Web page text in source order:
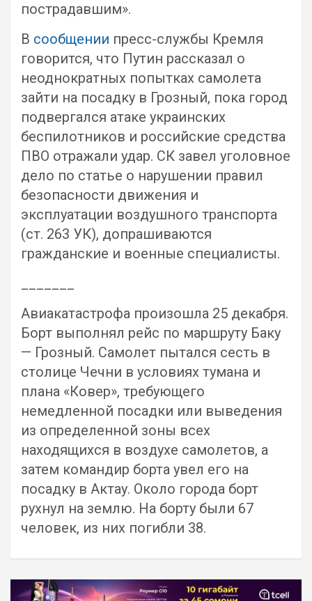
пострадавшим».
В сообщении пресс-службы Кремля
говорится, что Путин рассказал о
неоднократных попытках самолета
зайти на посадку в Грозный, пока город
подвергался атаке украинских
беспилотников и российские средства
ПВО отражали удар. СК завел уголовное
дело по статье о нарушении правил
безопасности движения и
эксплуатации воздушного транспорта
(ст. 263 УК), допрашиваются
гражданские и военные специалисты.
Авиакатастрофа произошла 25 декабря.
Борт выполнял рейс по маршруту Баку
— Грозный. Самолет пытался сесть в
столице Чечни в условиях тумана и
плана «Ковер», требующего
немедленной посадки или выведения
из определенной зоны всех
находящихся в воздухе самолетов, а
затем командир борта увел его на
посадку в Актау. Около города борт
рухнул на землю. На борту были 67
человек, из них погибли 38.
Навигация